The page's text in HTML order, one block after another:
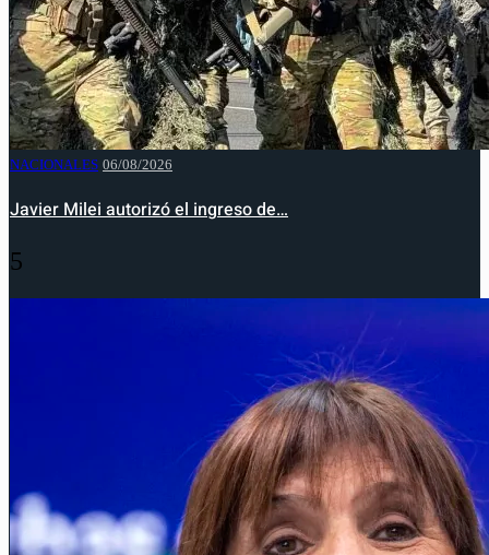
NACIONALES 06/08/2026
Javier Milei autorizó el ingreso de…
5